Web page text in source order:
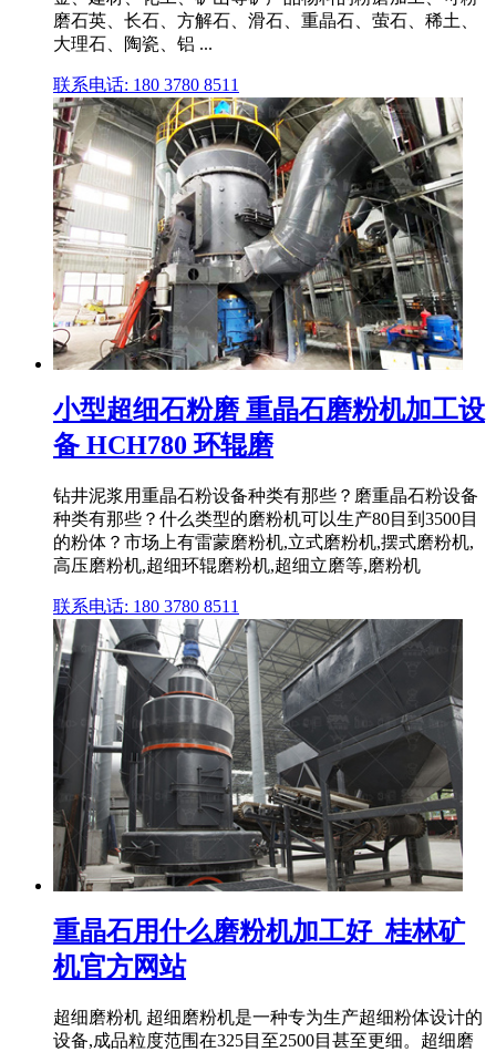
磨石英、长石、方解石、滑石、重晶石、萤石、稀土、
大理石、陶瓷、铝 ...
联系电话: 180 3780 8511
小型超细石粉磨 重晶石磨粉机加工设
备 HCH780 环辊磨
钻井泥浆用重晶石粉设备种类有那些？磨重晶石粉设备
种类有那些？什么类型的磨粉机可以生产80目到3500目
的粉体？市场上有雷蒙磨粉机,立式磨粉机,摆式磨粉机,
高压磨粉机,超细环辊磨粉机,超细立磨等,磨粉机
联系电话: 180 3780 8511
重晶石用什么磨粉机加工好_桂林矿
机官方网站
超细磨粉机 超细磨粉机是一种专为生产超细粉体设计的
设备,成品粒度范围在325目至2500目甚至更细。超细磨